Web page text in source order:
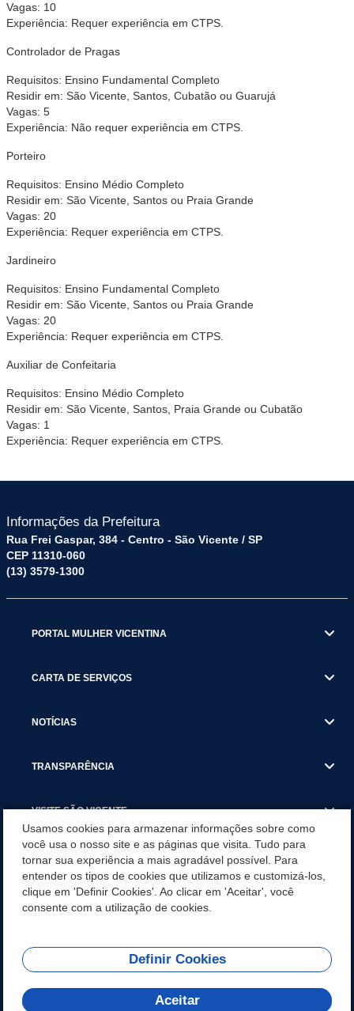
Vagas: 10
Experiência: Requer experiência em CTPS.
Controlador de Pragas
Requisitos: Ensino Fundamental Completo
Residir em: São Vicente, Santos, Cubatão ou Guarujá
Vagas: 5
Experiência: Não requer experiência em CTPS.
Porteiro
Requisitos: Ensino Médio Completo
Residir em: São Vicente, Santos ou Praia Grande
Vagas: 20
Experiência: Requer experiência em CTPS.
Jardineiro
Requisitos: Ensino Fundamental Completo
Residir em: São Vicente, Santos ou Praia Grande
Vagas: 20
Experiência: Requer experiência em CTPS.
Auxiliar de Confeitaria
Requisitos: Ensino Médio Completo
Residir em: São Vicente, Santos, Praia Grande ou Cubatão
Vagas: 1
Experiência: Requer experiência em CTPS.
Informações da Prefeitura
Rua Frei Gaspar, 384 - Centro - São Vicente / SP
CEP 11310-060
(13) 3579-1300
PORTAL MULHER VICENTINA
CARTA DE SERVIÇOS
NOTÍCIAS
TRANSPARÊNCIA
VISITE SÃO VICENTE
SÃO VICENTE REFORÇA REDE DE PROTEÇÃO ÀS MULHERES
DURANTE O AGOSTO LILÁS COM AÇÕES DE
CONSCIENTIZAÇÃO E ACOLHIMENTO
REDES SOCIAIS
Usamos cookies para armazenar informações sobre como
você usa o nosso site e as páginas que visita. Tudo para
tornar sua experiência a mais agradável possível. Para
entender os tipos de cookies que utilizamos e customizá-los,
clique em 'Definir Cookies'. Ao clicar em 'Aceitar', você
consente com a utilização de cookies.
Definir Cookies
Aceitar
Olá! Como
posso te ajudar?